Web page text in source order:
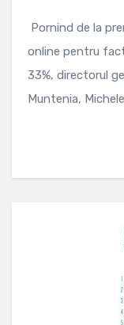
Pornind de la
online pentru
33%, directorul
Muntenia,